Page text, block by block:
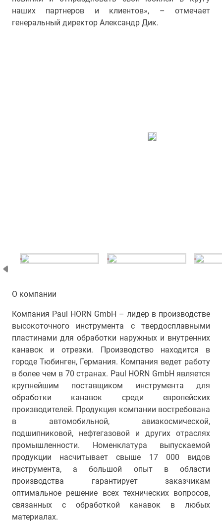
наших партнеров и клиентов», – отмечает
генеральный директор Александр Дик.
О компании
Компания Paul HORN GmbH – лидер в производстве
высокоточного инструмента с твердосплавными
пластинами для обработки наружных и внутренних
канавок и отрезки. Производство находится в
городе Тюбинген, Германия. Компания ведет работу
в более чем в 70 странах. Paul HORN GmbH является
крупнейшим поставщиком инструмента для
обработки канавок среди европейских
производителей. Продукция компании востребована
в автомобильной, авиакосмической,
подшипниковой, нефтегазовой и других отраслях
промышленности. Номенклатура выпускаемой
продукции насчитывает свыше 17 000 видов
инструмента, а большой опыт в области
производства гарантирует заказчикам
оптимальное решение всех технических вопросов,
связанных с обработкой канавок в любых
материалах.